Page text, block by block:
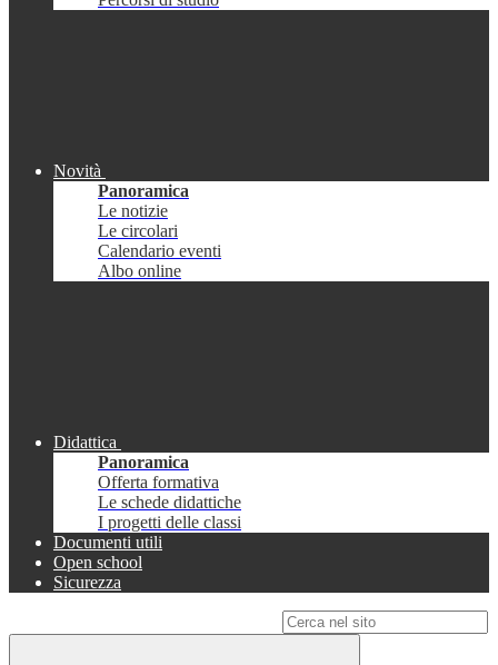
Novità
Panoramica
Le notizie
Le circolari
Calendario eventi
Albo online
Didattica
Panoramica
Offerta formativa
Le schede didattiche
I progetti delle classi
Documenti utili
Open school
Sicurezza